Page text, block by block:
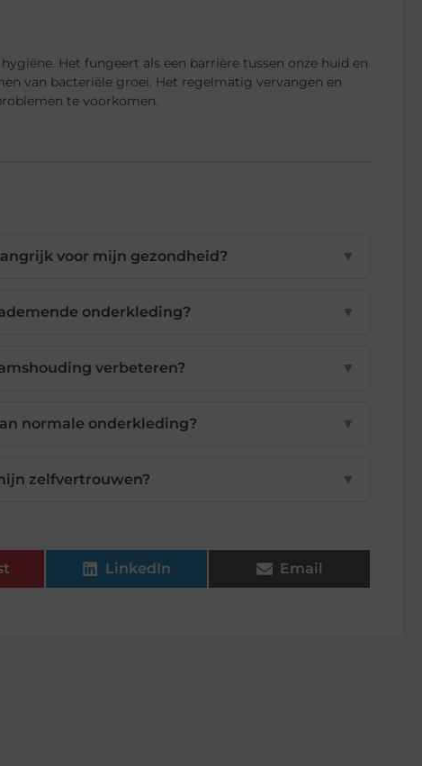
Het fungeert als een barrière tussen onze huid en
van bacteriële groei. Het regelmatig vervangen en
te voorkomen.
voor mijn gezondheid? ▼
onderkleding? ▼
verbeteren? ▼
normale onderkleding? ▼
zelfvertrouwen? ▼
LinkedIn Email